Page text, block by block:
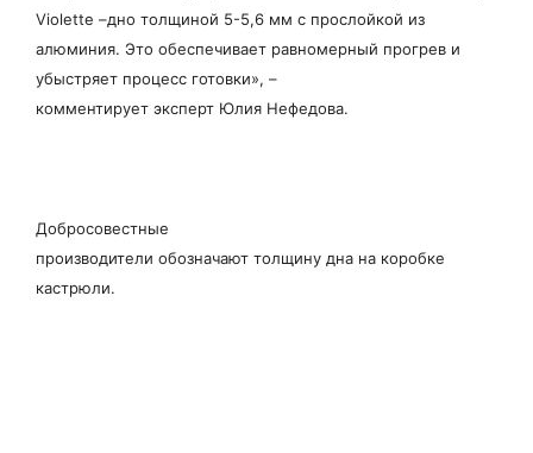
Violette –дно толщиной 5-5,6 мм с прослойкой из
алюминия. Это обеспечивает равномерный прогрев и
убыстряет процесс готовки», –
комментирует эксперт Юлия Нефедова.
Добросовестные
производители обозначают толщину дна на коробке
кастрюли.